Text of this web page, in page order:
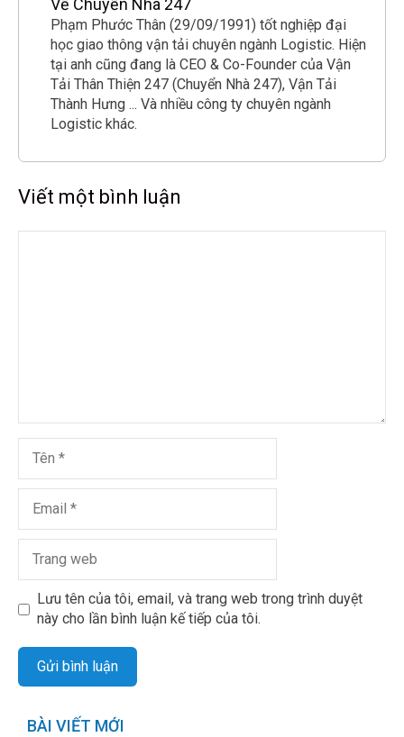
Về Chuyển Nhà 247
Phạm Phước Thân (29/09/1991) tốt nghiệp đại
học giao thông vận tải chuyên ngành Logistic. Hiện
tại anh cũng đang là CEO & Co-Founder của Vận
Tải Thân Thiện 247 (Chuyển Nhà 247), Vận Tải
Thành Hưng ... Và nhiều công ty chuyên ngành
Logistic khác.
Viết một bình luận
Lưu tên của tôi, email, và trang web trong trình duyệt
này cho lần bình luận kế tiếp của tôi.
BÀI VIẾT MỚI